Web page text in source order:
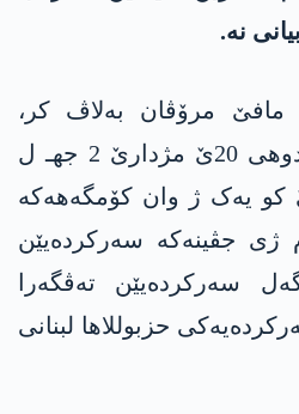
نە.
مافێ مرۆڤان بەلاڤ کر،
فرۆکەیێن ئیسرائیلێ دوهی 20ێ مژدارێ 2 جهـ ل
کو یەک ژ وان کۆمگەهەکە
ژی جڤینەکە سەرکردەیێن
سەرکردەیێن تەڤگەرا
حزبوللاها لبنانی